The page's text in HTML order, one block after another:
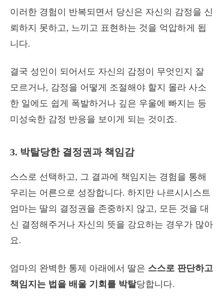
이러한 경험이 반복되면서 당신은 자신의 감정을 신
뢰하지 못하고, 느끼고 표현하는 것을 억압하게 됩
니다.
결국 성인이 되어서도 자신의 감정이 무엇인지 잘
모르거나, 감정을 어떻게 조절해야 할지 몰라 사소
한 일에도 쉽게 폭발하거나 깊은 우울에 빠지는 등
미성숙한 감정 반응을 보이게 되는 것이죠.
3. 박탈당한 결정권과 책임감
스스로 선택하고, 그 결과에 책임지는 경험을 통해
우리는 어른으로 성장합니다. 하지만 나르시시스트
엄마는 딸의 결정권을 존중하지 않고, 모든 것을 대
신 결정해주거나 자신의 뜻을 강요하는 경우가 많아
요.
엄마의 완벽한 통제 아래에서 딸은 스스로 판단하고
책임지는 법을 배울 기회를 박탈당합니다.